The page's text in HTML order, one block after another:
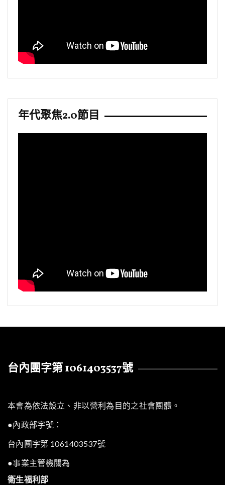
年代聚焦2.0節目
台內團字第 1061403537號
本會為依法設立、非以營利為目的之社會團體。
●內政部字號：
台內團字第 1061403537號
●事業主管機關為
衛生福利部